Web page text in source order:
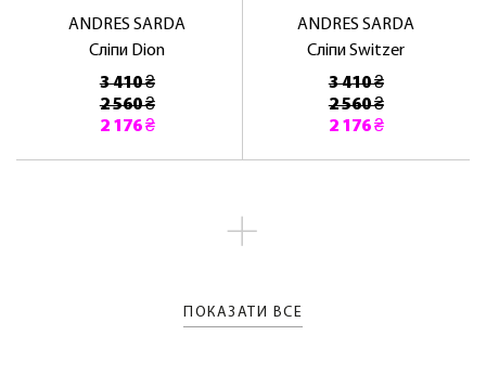
ANDRES SARDA
Сліпи Dion
3 410 ₴
2 560 ₴
2 176 ₴
ANDRES SARDA
Сліпи Switzer
3 410 ₴
2 560 ₴
2 176 ₴
ПОКАЗАТИ ВСЕ